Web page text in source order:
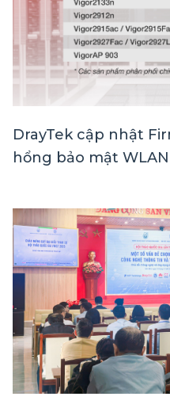
DrayTek cập nhật
hổng bảo mật